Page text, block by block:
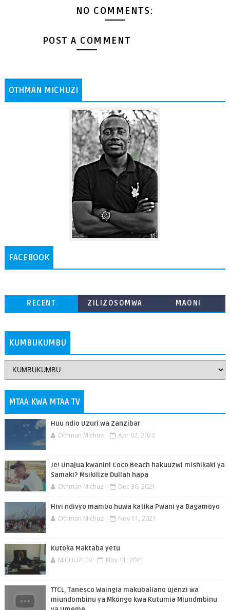
NO COMMENTS:
POST A COMMENT
OTHMAN MICHUZI
FACEBOOK
RECENT
ZILIZOSOMWA
MAONI
KUMBUKUMBU
MTAA KWA MTAA TV
Huu ndio Uzuri wa Zanzibar
Othman Michuzi Apr 02, 2023
Je! Unajua kwanini Coco Beach hakuuzwi mishikaki ya
Samaki? Msikilize Dullah hapa
Othman Michuzi Dec 30, 2021
Hivi ndivyo mambo huwa katika Pwani ya Bagamoyo
Othman Michuzi Nov 11, 2021
Kutoka Maktaba yetu
MICHUZI TV Nov 11, 2021
TTCL, Tanesco Waingia makubaliano ujenzi wa
miundombinu ya Mkongo kwa Kutumia Miundmbinu